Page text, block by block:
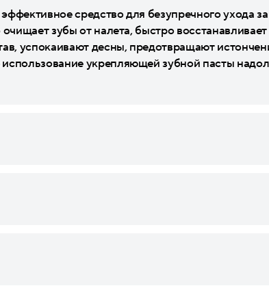
средство для безупречного ухода
зубы от налета, быстро
успокаивают десны, предотвращают
укрепляющей зубной пасты